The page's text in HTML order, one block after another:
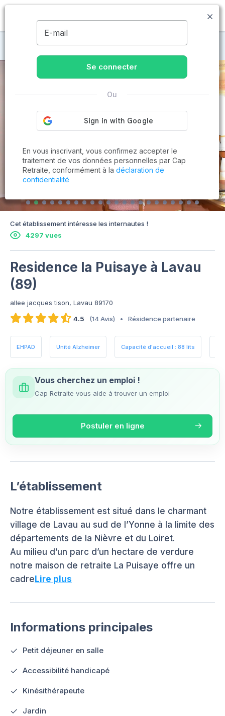
MENU
Maisons de retraite à Lavau
Cet établissement intéresse les internautes !
4297 vues
Residence la Puisaye à Lavau
(89)
allee jacques tison, Lavau 89170
4.5
(14 Avis) • Résidence partenaire
EHPAD Unité Alzheimer Capacité d'accueil : 88 lits
Vous cherchez un emploi !
Cap Retraite vous aide à trouver un emploi
Postuler en ligne
L’établissement
Notre établissement est situé dans le charmant
village de Lavau au sud de l’Yonne à la limite des
départements de la Nièvre et du Loiret.
Au milieu d’un parc d’un hectare de verdure
notre maison de retraite La Puisaye offre un
cadreLire plus
Informations principales
Petit déjeuner en salle
Accessibilité handicapé
Kinésithérapeute
Jardin
E-mail
Se connecter
Ou
En vous inscrivant, vous confirmez accepter le
traitement de vos données personnelles par Cap
Retraite, conformément à la déclaration de
confidentialité